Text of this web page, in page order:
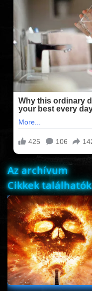
FILMEK (2025-ÖS)
FILMEK (2024-ES)
FILMEK (2023-AS)
FILMEK (2022-ES)
FELIRATOS FILMEK
AKCIÓ
VÍGJÁTÉK
HORROR
SCI-FI
Az archívum
Cikkek találhatók